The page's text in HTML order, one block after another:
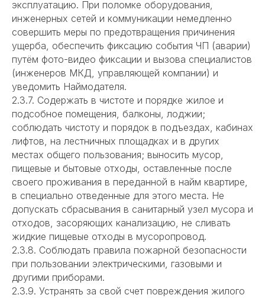
эксплуатацию. При поломке оборудования,
инженерных сетей и коммуникации немедленно
совершить меры по предотвращения причинения
ущерба, обеспечить фиксацию события ЧП (аварии)
путём фото-видео фиксации и вызова специалистов
(инженеров МКД, управляющей компании) и
уведомить Наймодателя.
2.3.7. Содержать в чистоте и порядке жилое и
подсобное помещения, балконы, лоджии;
соблюдать чистоту и порядок в подъездах, кабинах
лифтов, на лестничных площадках и в других
местах общего пользования; выносить мусор,
пищевые и бытовые отходы, оставленные после
своего проживания в переданной в найм квартире,
в специально отведенные для этого места. Не
допускать сбрасывания в санитарный узел мусора и
отходов, засоряющих канализацию, не сливать
жидкие пищевые отходы в мусоропровод.
2.3.8. Соблюдать правила пожарной безопасности
при пользовании электрическими, газовыми и
другими приборами.
2.3.9. Устранять за свой счет повреждения жилого